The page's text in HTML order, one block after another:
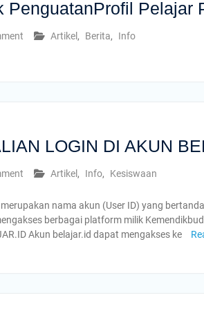
PenguatanProfil Pelajar
Artikel , Berita, Info
LOGIN DI AKUN
Artikel , Info, Kesiswaan
nama akun (User ID) yang
berbagai platform milik
Akun belajar.id dapat mengakses ke